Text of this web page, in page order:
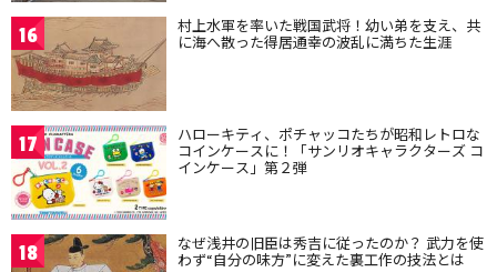
16 村上水軍を率いた戦国武将！幼い弟を支え、共
に海へ散った得居通幸の波乱に満ちた生涯
17 ハローキティ、ポチャッコたちが昭和レトロな
コインケースに！「サンリオキャラクターズ コ
インケース」第２弾
18 なぜ浅井の旧臣は秀吉に従ったのか？ 武力を使
わず“自分の味方”に変えた裏工作の技法とは